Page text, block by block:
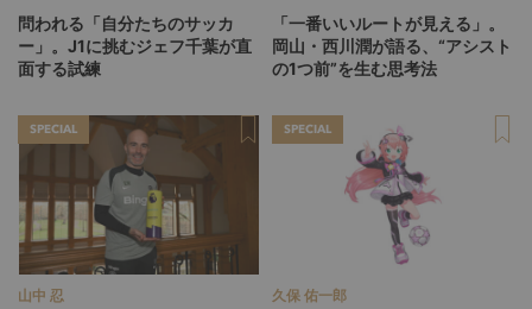
問われる「自分たちのサッカ
ー」。J1に挑むジェフ千葉が直
面する試練
「一番いいルートが見える」。
岡山・西川潤が語る、“アシスト
の1つ前”を生む思考法
SPECIAL
山中 忍
SPECIAL
久保 佑一郎